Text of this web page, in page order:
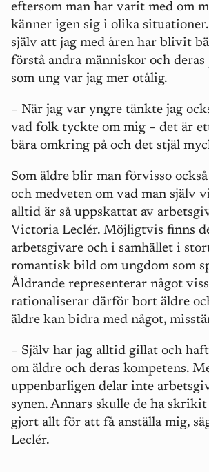
eftersom man har varit med om
känner igen sig i olika
själv att jag med åren har blivit
förstå andra människor och
som ung var jag mer otålig.
– När jag var yngre tänkte jag
vad folk tyckte om mig – det är
bära omkring på och det stjäl
Som äldre blir man förvisso
och medveten om vad man själv
alltid är så uppskattat av
Victoria Leclér. Möjligtvis finns
arbetsgivare och i samhället i
romantisk bild om ungdom som
Åldrande representerar något
rationaliserar därför bort äldre
äldre kan bidra med något,
– Själv har jag alltid gillat och
om äldre och deras kompetens.
uppenbarligen delar inte
synen. Annars skulle de ha
gjort allt för att få anställa mig,
Leclér.